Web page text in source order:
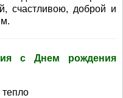
счастливою, доброй и
с Днем рождения
тепло